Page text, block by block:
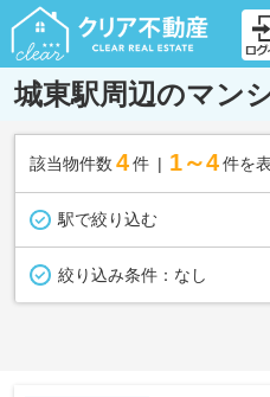
城東駅周辺のマン
該当物件数 4件 1～4 件を
駅で絞り込む
絞り込み条件： なし